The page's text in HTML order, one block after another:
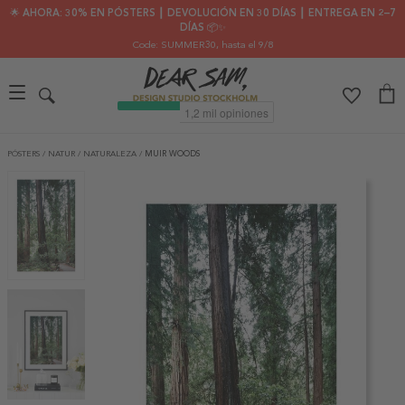
🌟 AHORA: 30% EN PÓSTERS ┃ DEVOLUCIÓN EN 30 DÍAS ┃ ENTREGA EN 2–7
DÍAS 📦✨
Code: SUMMER30, hasta el 9/8
PÓSTERS / NATUR / NATURALEZA / MUIR WOODS